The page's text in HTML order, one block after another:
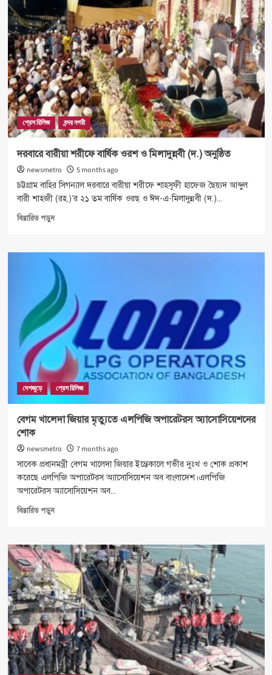
প্রেস রিলিজ বন্দর নগরী
দরবারে বারীয়া শরীফে বার্ষিক ওরশ ও মিলাদুন্নবী (দ.) অনুষ্ঠিত
newsmetro
5 months ago
চট্টগ্রাম বাহির সিগন্যাল দরবারে বারীয়া শরীফে শাহসূফী হাফেজ ছৈয়্যদ আব্দুল
বারী শাহ্জী (রহ.)’র ২১ তম বার্ষিক ওরছ ও ঈদ-এ-মিলাদুন্নবী (দ.)...
বিস্তারিত পড়ুনRead
দরবারে
বারীয়া
শরীফে
বার্ষিক
ওরশ
মিলাদুন্নবী
(দ.)
অনুষ্ঠিত
দেশজুড়ে প্রেস রিলিজ
বেগম খালেদা জিয়ার মৃত্যুতে এলপিজি অপারেটরস অ্যাসোসিয়েশনের
শোক
newsmetro
7 months ago
সাবেক প্রধানমন্ত্রী বেগম খালেদা জিয়ার ইন্তেকালে গভীর দুঃখ ও শোক প্রকাশ
করেছে এলপিজি অপারেটরস অ্যাসোসিয়েশন অব বাংলাদেশ।এলপিজি
অপারেটরস অ্যাসোসিয়েশন অব...
বিস্তারিত পড়ুনRead
বেগম
খালেদা
জিয়ার
মৃত্যুতে
এলপিজি
অপারেটরস
অ্যাসোসিয়েশনের
শোক